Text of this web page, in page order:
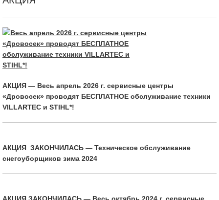
АКЦИЯ — Весь апрель 2026 г. сервисные центры
«Дровосек» проводят БЕСПЛАТНОЕ обслуживание техники
VILLARTEC и STIHL*!
АКЦИЯ ЗАКОНЧИЛАСЬ — Техническое обслуживание
снегоуборщиков зима 2024